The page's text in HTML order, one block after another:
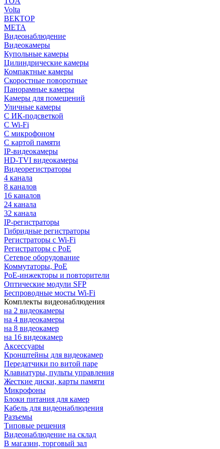
Volta
ВЕКТОР
МЕТА
Видеонаблюдение
Видеокамеры
Купольные камеры
Цилиндрические камеры
Компактные камеры
Скоростные поворотные
Панорамные камеры
Камеры для помещений
Уличные камеры
С ИК-подсветкой
С Wi-Fi
С микрофоном
С картой памяти
IP-видеокамеры
HD-TVI видеокамеры
Видеорегистраторы
4 канала
8 каналов
16 каналов
24 канала
32 канала
IP-регистраторы
Гибридные регистраторы
Регистраторы с Wi-Fi
Регистраторы с PoE
Сетевое оборудование
Коммутаторы, PoE
PoE-инжекторы и повторители
Оптические модули SFP
Беспроводные мосты Wi-Fi
Комплекты видеонаблюдения
на 2 видеокамеры
на 4 видеокамеры
на 8 видеокамер
на 16 видеокамер
Аксессуары
Кронштейны для видеокамер
Передатчики по витой паре
Клавиатуры, пульты управления
Жесткие диски, карты памяти
Микрофоны
Блоки питания для камер
Кабель для видеонаблюдения
Разъемы
Типовые решения
Видеонаблюдение на склад
В магазин, торговый зал